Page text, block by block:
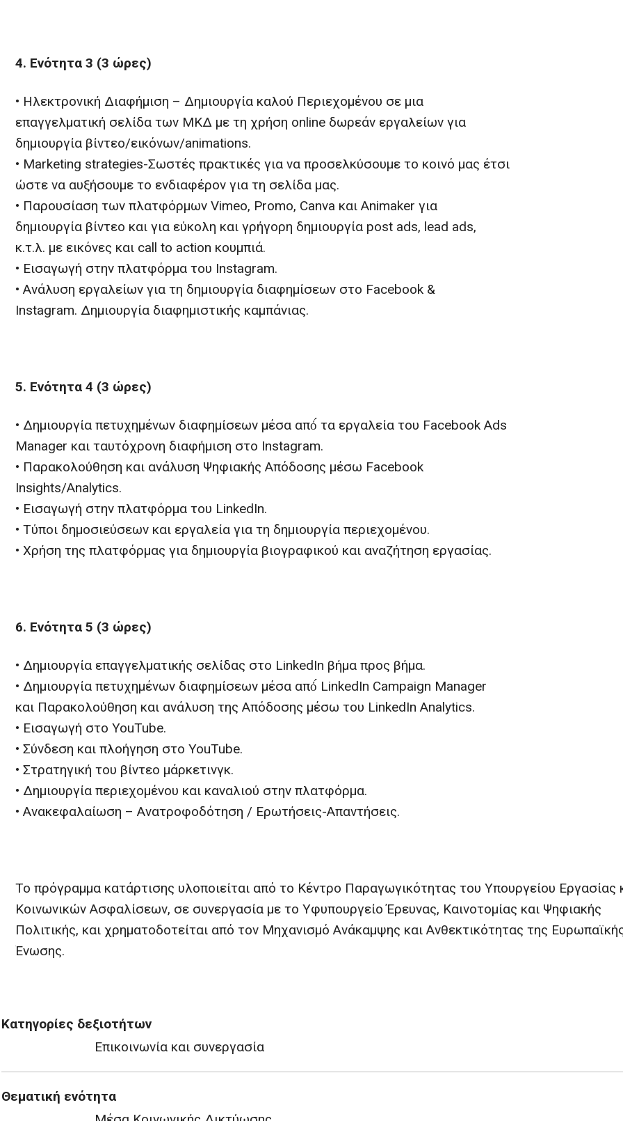
4. Ενότητα 3 (3 ώρες)
• Ηλεκτρονική Διαφήμιση – Δημιουργία καλού Περιεχομένου σε μια
επαγγελματική σελίδα των ΜΚΔ με τη χρήση online δωρεάν εργαλείων για
δημιουργία βίντεο/εικόνων/animations.
• Μarketing strategies-Σωστές πρακτικές για να προσελκύσουμε το κοινό μας έτσι
ώστε να αυξήσουμε το ενδιαφέρον για τη σελίδα μας.
• Παρουσίαση των πλατφόρμων Vimeo, Promo, Canva και Animaker για
δημιουργία βίντεο και για εύκολη και γρήγορη δημιουργία post ads, lead ads,
κ.τ.λ. με εικόνες και call to action κουμπιά.
• Εισαγωγή στην πλατφόρμα του Instagram.
• Ανάλυση εργαλείων για τη δημιουργία διαφημίσεων στο Facebook &
Instagram. Δημιουργία διαφημιστικής καμπάνιας.
5. Ενότητα 4 (3 ώρες)
• Δημιουργία πετυχημένων διαφημίσεων μέσα από́ τα εργαλεία του Facebook Ads
Manager και ταυτόχρονη διαφήμιση στο Instagram.
• Παρακολούθηση και ανάλυση Ψηφιακής Απόδοσης μέσω Facebook
Insights/Analytics.
• Εισαγωγή στην πλατφόρμα του LinkedIn.
• Τύποι δημοσιεύσεων και εργαλεία για τη δημιουργία περιεχομένου.
• Χρήση της πλατφόρμας για δημιουργία βιογραφικού και αναζήτηση εργασίας.
6. Ενότητα 5 (3 ώρες)
• Δημιουργία επαγγελματικής σελίδας στο LinkedIn βήμα προς βήμα.
• Δημιουργία πετυχημένων διαφημίσεων μέσα από́ LinkedIn Campaign Manager
και Παρακολούθηση και ανάλυση της Απόδοσης μέσω του LinkedIn Analytics.
• Εισαγωγή στο YouTube.
• Σύνδεση και πλοήγηση στο YouTube.
• Στρατηγική του βίντεο μάρκετινγκ.
• Δημιουργία περιεχομένου και καναλιού στην πλατφόρμα.
• Ανακεφαλαίωση – Ανατροφοδότηση / Ερωτήσεις-Απαντήσεις.
Το πρόγραμμα κατάρτισης υλοποιείται από το Κέντρο Παραγωγικότητας του Υπουργείου Εργασίας
Κοινωνικών Ασφαλίσεων, σε συνεργασία με το Υφυπουργείο Έρευνας, Καινοτομίας και Ψηφιακής
Πολιτικής, και χρηματοδοτείται από τον Μηχανισμό Ανάκαμψης και Ανθεκτικότητας της
Ένωσης.
Κατηγορίες δεξιοτήτων
Επικοινωνία και συνεργασία
Θεματική ενότητα